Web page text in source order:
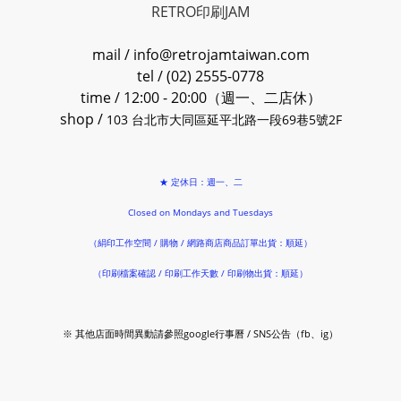
RETRO印刷JAM
mail / info@retrojamtaiwan.com
tel / (02) 2555-0778
time / 12:00 - 20:00（週一、二店休）
shop / 103 台北市大同區延平北路一段69巷5號2F
★ 定休日：週一、二
Closed on Mondays and Tuesdays
（絹印工作空間 / 購物 / 網路商店商品訂單出貨：順延）
（印刷檔案確認 / 印刷工作天數 / 印刷物出貨：順延）
※ 其他店面時間異動請參照google行事曆 / SNS公告（fb、ig）